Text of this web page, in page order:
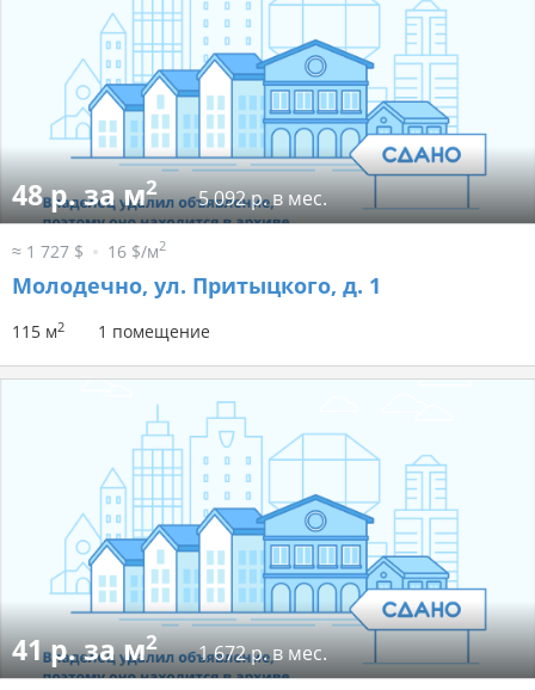
48 р. за м2 5 092 р. в мес.
≈ 1 727 $ 16 $/м2
Молодечно, ул. Притыцкого, д. 1
115 м2 1 помещение
41 р. за м2 1 672 р. в мес.